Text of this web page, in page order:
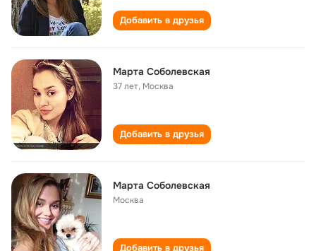
Добавить в друзья
Марта Соболевская
37 лет, Москва
Добавить в друзья
Марта Соболевская
Москва
Добавить в друзья